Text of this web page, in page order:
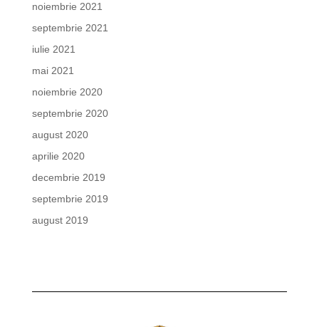
noiembrie 2021
septembrie 2021
iulie 2021
mai 2021
noiembrie 2020
septembrie 2020
august 2020
aprilie 2020
decembrie 2019
septembrie 2019
august 2019